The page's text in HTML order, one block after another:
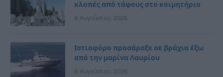
κλοπές από τάφους στο κοιμητήριο
8 Αυγούστου, 2026
Ιστιοφόρο προσάραξε σε βράχια έξω
από την μαρίνα Λαυρίου
8 Αυγούστου, 2026